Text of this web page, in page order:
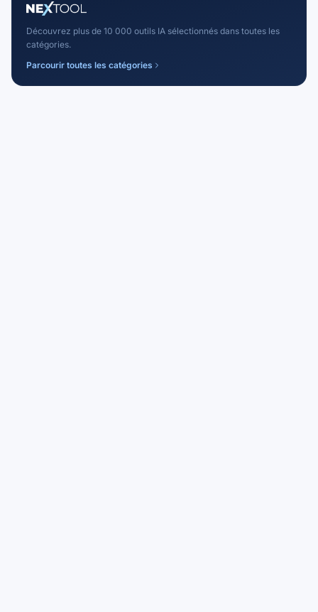
Découvrez plus de 10 000 outils IA sélectionnés dans toutes les
catégories.
Parcourir toutes les catégories